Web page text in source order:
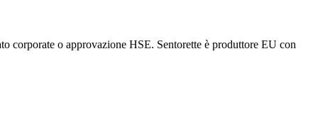
corporate o approvazione HSE. Sentorette è produttore EU con